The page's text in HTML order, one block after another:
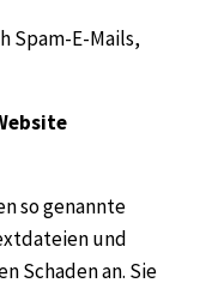
Spam-E-Mails,
so genannte
und
Schaden an. Sie